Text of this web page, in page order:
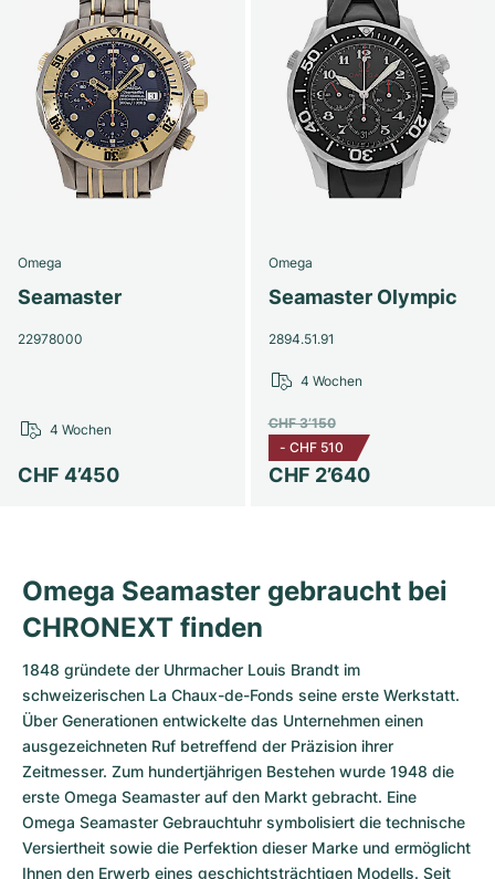
Omega
Seamaster
22978000
CHF 4’450
4 Wochen
Omega
Seamaster Olympic
2894.51.91
CHF 2’640
CHF 3’150
- CHF 510
4 Wochen
Omega Seamaster gebraucht bei
CHRONEXT finden
1848 gründete der Uhrmacher Louis Brandt im
schweizerischen La Chaux-de-Fonds seine erste Werkstatt.
Über Generationen entwickelte das Unternehmen einen
ausgezeichneten Ruf betreffend der Präzision ihrer
Zeitmesser. Zum hundertjährigen Bestehen wurde 1948 die
erste Omega Seamaster auf den Markt gebracht. Eine
Omega Seamaster Gebrauchtuhr symbolisiert die technische
Versiertheit sowie die Perfektion dieser Marke und ermöglicht
Ihnen den Erwerb eines geschichtsträchtigen Modells. Seit